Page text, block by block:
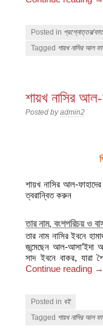
Posted in প্রশ্নোত্তর/
Tagged শায়খ নাসির আল
শায়খ নাসির আল-
Posted byadmin2
শায়খ নাসির আল-
ত্বরান্বিত করুন
তার নাম,বংশপরিচয় ও
তার নাম নাসির ইবনে
জন্মেছেন আল-আসা’ইদা
সাদ ইবনে বাকর, যারা
Continue reading →
Posted in বই
Tagged শায়খ নাসির আল